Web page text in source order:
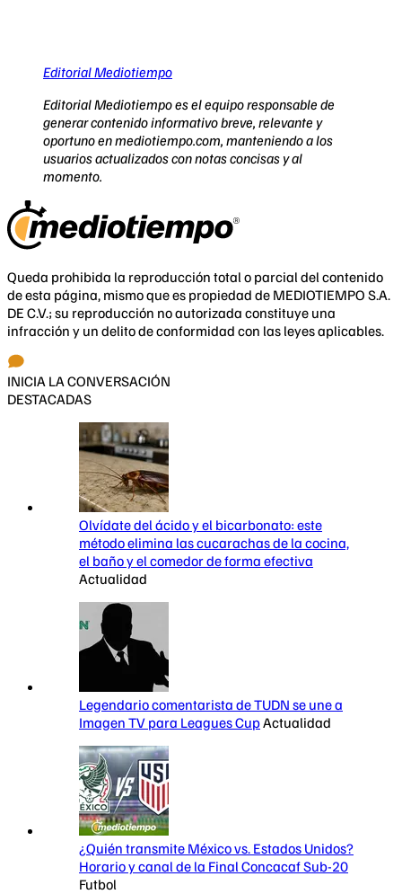
Editorial Mediotiempo
Editorial Mediotiempo es el equipo responsable de
generar contenido informativo breve, relevante y
oportuno en mediotiempo.com, manteniendo a los
usuarios actualizados con notas concisas y al
momento.
Queda prohibida la reproducción total o parcial del contenido
de esta página, mismo que es propiedad de MEDIOTIEMPO S.A.
DE C.V.; su reproducción no autorizada constituye una
infracción y un delito de conformidad con las leyes aplicables.
INICIA LA CONVERSACIÓN
DESTACADAS
Olvídate del ácido y el bicarbonato: este
método elimina las cucarachas de la cocina,
el baño y el comedor de forma efectiva
Actualidad
Legendario comentarista de TUDN se une a
Imagen TV para Leagues CupActualidad
¿Quién transmite México vs. Estados Unidos?
Horario y canal de la Final Concacaf Sub-20
Futbol